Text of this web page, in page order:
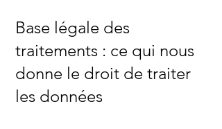
Base légale des
traitements : ce qui nous
donne le droit de traiter
les données